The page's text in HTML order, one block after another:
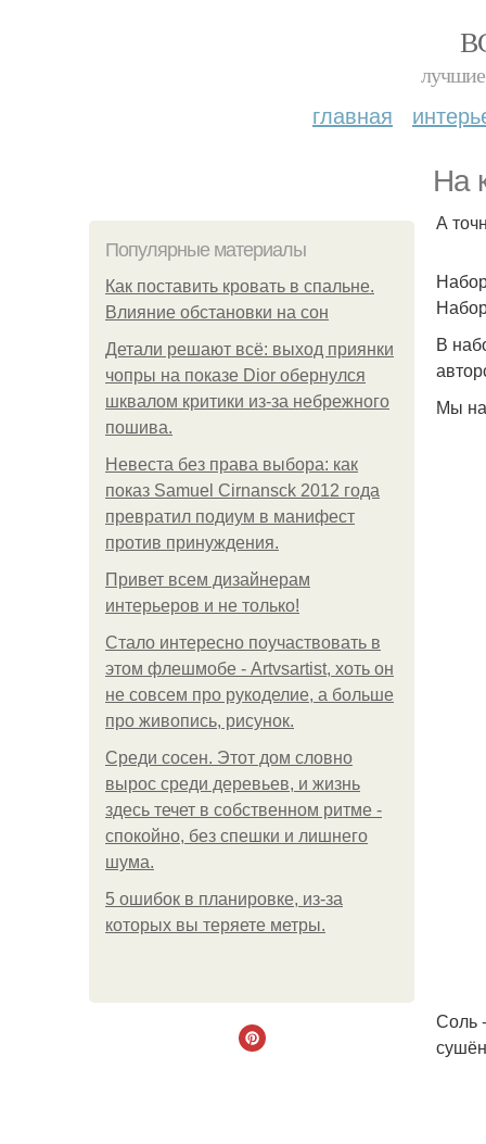
лучшие
главная
На
Популярные материалы
Как поставить кровать в спальне.
Влияние обстановки на сон
Детали решают всё: выход приянки
чопры на показе Dior обернулся
шквалом критики из-за небрежного
пошива.
Невеста без права выбора: как
показ Samuel Cirnansck 2012 года
превратил подиум в манифест
против принуждения.
Привет всем дизайнерам
интерьеров и не только!
Стало интересно поучаствовать в
этом флешмобе - Artvsartist, хоть он
не совсем про рукоделие, а больше
про живопись, рисунок.
Среди сосен. Этот дом словно
вырос среди деревьев, и жизнь
здесь течет в собственном ритме -
спокойно, без спешки и лишнего
шума.
5 ошибок в планировке, из-за
которых вы теряете метры.
А
В
Мы
Соль